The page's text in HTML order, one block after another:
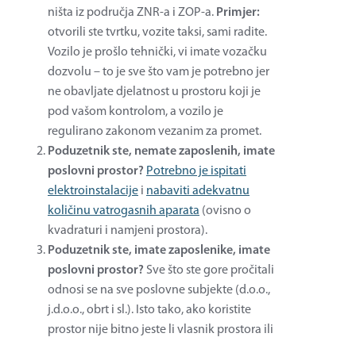
ništa iz područja ZNR-a i ZOP-a. Primjer:
otvorili ste tvrtku, vozite taksi, sami radite.
Vozilo je prošlo tehnički, vi imate vozačku
dozvolu – to je sve što vam je potrebno jer
ne obavljate djelatnost u prostoru koji je
pod vašom kontrolom, a vozilo je
regulirano zakonom vezanim za promet.
Poduzetnik ste, nemate zaposlenih, imate
poslovni prostor? Potrebno je ispitati
elektroinstalacije i nabaviti adekvatnu
količinu vatrogasnih aparata (ovisno o
kvadraturi i namjeni prostora).
Poduzetnik ste, imate zaposlenike, imate
poslovni prostor? Sve što ste gore pročitali
odnosi se na sve poslovne subjekte (d.o.o.,
j.d.o.o., obrt i sl.). Isto tako, ako koristite
prostor nije bitno jeste li vlasnik prostora ili